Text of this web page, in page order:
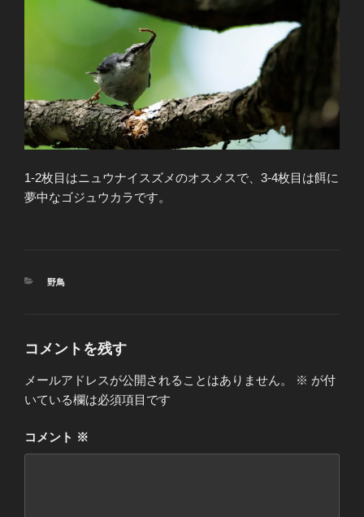
1‐2枚目はニュウナイスズメのオスメスで、3‐4枚目は餌に
夢中なゴジュウカラです。
カ
ー
野鳥
コメントを残す
メールアドレスが公開されることはありません。 ※ が付
いている欄は必須項目です
コメント ※